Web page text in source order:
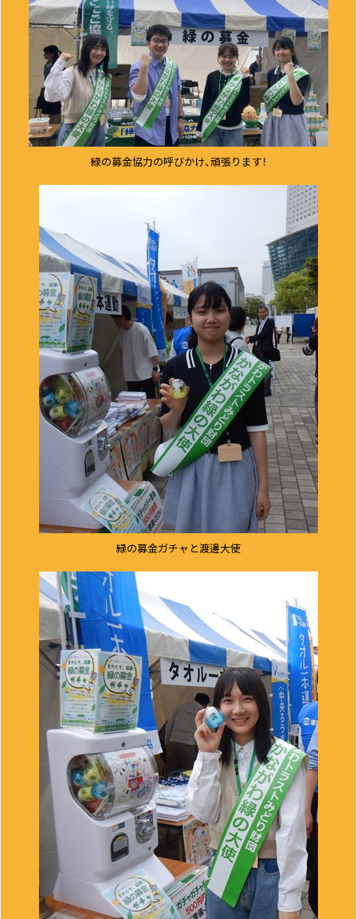
緑の募金協力の呼びかけ、頑張ります！
緑の募金ガチャと渡邊大使